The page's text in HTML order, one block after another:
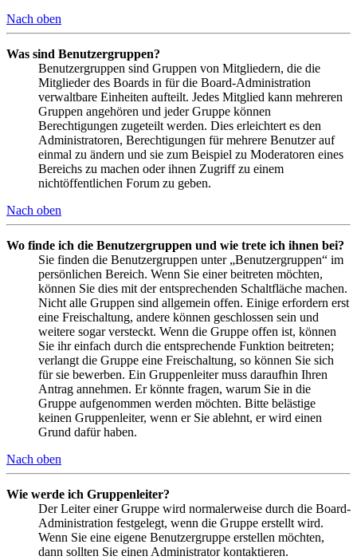
Nach oben
Was sind Benutzergruppen?
Benutzergruppen sind Gruppen von Mitgliedern, die die
Mitglieder des Boards in für die Board-Administration
verwaltbare Einheiten aufteilt. Jedes Mitglied kann mehreren
Gruppen angehören und jeder Gruppe können
Berechtigungen zugeteilt werden. Dies erleichtert es den
Administratoren, Berechtigungen für mehrere Benutzer auf
einmal zu ändern und sie zum Beispiel zu Moderatoren eines
Bereichs zu machen oder ihnen Zugriff zu einem
nichtöffentlichen Forum zu geben.
Nach oben
Wo finde ich die Benutzergruppen und wie trete ich ihnen bei?
Sie finden die Benutzergruppen unter „Benutzergruppen“ im
persönlichen Bereich. Wenn Sie einer beitreten möchten,
können Sie dies mit der entsprechenden Schaltfläche machen.
Nicht alle Gruppen sind allgemein offen. Einige erfordern erst
eine Freischaltung, andere können geschlossen sein und
weitere sogar versteckt. Wenn die Gruppe offen ist, können
Sie ihr einfach durch die entsprechende Funktion beitreten;
verlangt die Gruppe eine Freischaltung, so können Sie sich
für sie bewerben. Ein Gruppenleiter muss daraufhin Ihren
Antrag annehmen. Er könnte fragen, warum Sie in die
Gruppe aufgenommen werden möchten. Bitte belästige
keinen Gruppenleiter, wenn er Sie ablehnt, er wird einen
Grund dafür haben.
Nach oben
Wie werde ich Gruppenleiter?
Der Leiter einer Gruppe wird normalerweise durch die Board-
Administration festgelegt, wenn die Gruppe erstellt wird.
Wenn Sie eine eigene Benutzergruppe erstellen möchten,
dann sollten Sie einen Administrator kontaktieren.